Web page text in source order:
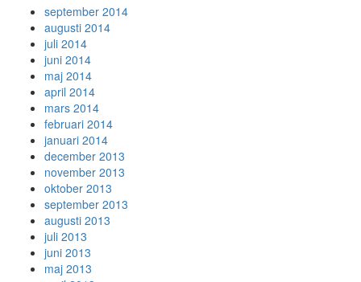
september 2014
augusti 2014
juli 2014
juni 2014
maj 2014
april 2014
mars 2014
februari 2014
januari 2014
december 2013
november 2013
oktober 2013
september 2013
augusti 2013
juli 2013
juni 2013
maj 2013